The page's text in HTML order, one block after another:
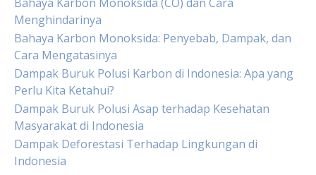
Menghindarinya
Bahaya Karbon Monoksida: Penyebab, Dampak, dan
Cara Mengatasinya
Dampak Buruk Polusi Karbon di Indonesia: Apa yang
Perlu Kita Ketahui?
Dampak Buruk Polusi Asap terhadap Kesehatan
Masyarakat di Indonesia
Dampak Deforestasi Terhadap Lingkungan di
Indonesia